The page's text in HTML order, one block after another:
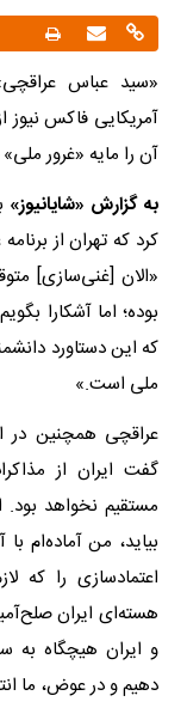
«سید عباس
آمریکایی فاکس
آن را مایه «غرور
به گزارش «شایانیوز»
کرد که تهران از
«الان [غنی‌سازی]
بوده؛ اما آشکارا
که این دستاورد
ملی است.»
عراقچی همچنین در
گفت ایران از
مستقیم نخواهد بود.
بیاید، من آماده‌ام
اعتمادسازی را که
هسته‌ای ایران
و ایران هیچگاه به
دهیم و در عوض، ما